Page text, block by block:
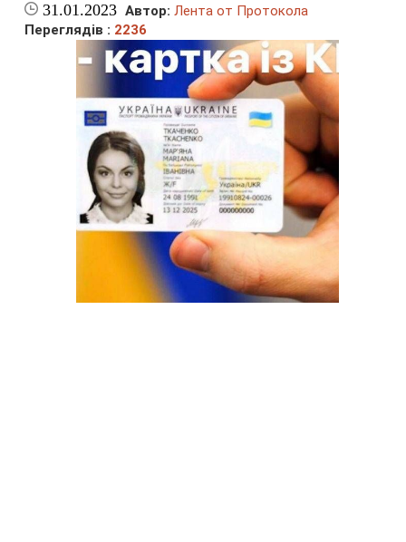
31.01.2023 Автор: Лента от Протокола
Переглядів : 2236